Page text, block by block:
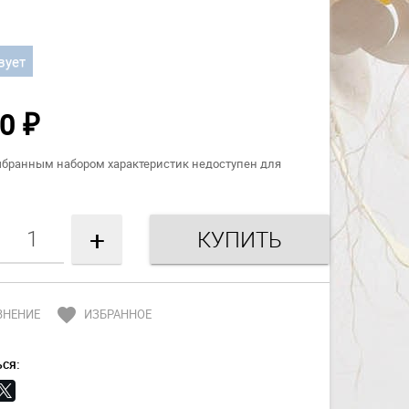
₽
набором характеристик недоступен для
+
favorite ИЗБРАННОЕ